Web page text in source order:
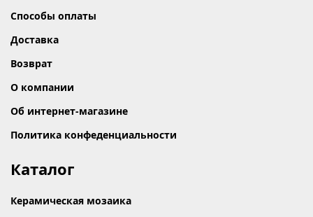
Способы оплаты
Доставка
Возврат
О компании
Об интернет-магазине
Политика конфеденциальности
Каталог
Керамическая мозаика